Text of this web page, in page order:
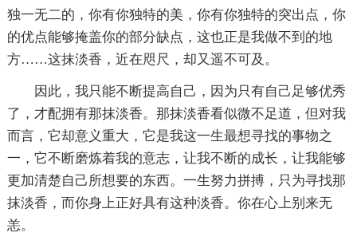
独一无二的，你有你独特的美，你有你独特的突出点，你
的优点能够掩盖你的部分缺点，这也正是我做不到的地
方……这抹淡香，近在咫尺，却又遥不可及。
因此，我只能不断提高自己，因为只有自己足够优秀
了，才配拥有那抹淡香。那抹淡香看似微不足道，但对我
而言，它却意义重大，它是我这一生最想寻找的事物之
一，它不断磨炼着我的意志，让我不断的成长，让我能够
更加清楚自己所想要的东西。一生努力拼搏，只为寻找那
抹淡香，而你身上正好具有这种淡香。你在心上别来无
恙。